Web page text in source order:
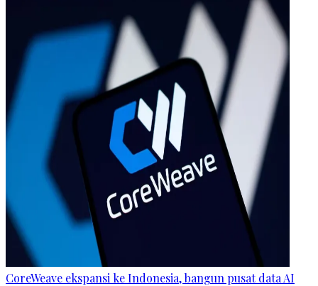
CoreWeave ekspansi ke Indonesia, bangun pusat data AI